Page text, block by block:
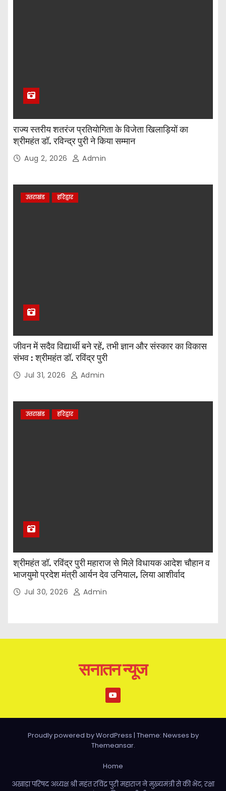
राज्य स्तरीय शतरंज प्रतियोगिता के विजेता खिलाड़ियों का
श्रीमहंत डॉ. रविन्द्र पुरी ने किया सम्मान
Aug 2, 2026 Admin
उत्तराखंड हरिद्वार
जीवन में सदैव विद्यार्थी बने रहें, तभी ज्ञान और संस्कार का विकास
संभव : श्रीमहंत डॉ. रविंद्र पुरी
Jul 31, 2026 Admin
उत्तराखंड हरिद्वार
श्रीमहंत डॉ. रविंद्र पुरी महाराज से मिले विधायक आदेश चौहान व
भाजयुमो प्रदेश मंत्री आर्यन देव उनियाल, लिया आशीर्वाद
Jul 30, 2026 Admin
सनातन न्यूज
Proudly powered by WordPress | Theme: Newses by
Themeansar.
Home
अखाड़ा परिषद अध्यक्ष श्री महंत रविंद्र पुरी महाराज ने मुख्यमंत्री से की भेंट, रक्षा